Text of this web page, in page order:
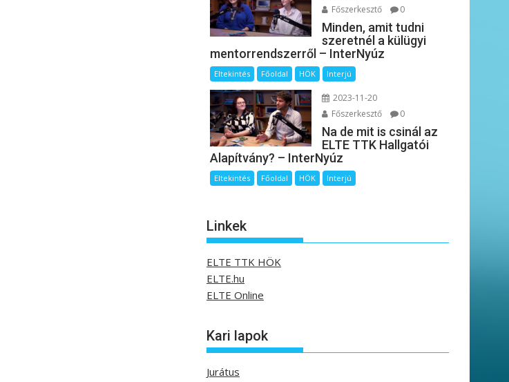
Főszerkesztő
0
Minden, amit tudni
szeretnél a külügyi
mentorrendszerről – InterNyúz
Eltekintés Főoldal HÖK Interjú
2023-11-20
Főszerkesztő
0
Na de mit is csinál az
ELTE TTK Hallgatói
Alapítvány? – InterNyúz
Eltekintés Főoldal HÖK Interjú
Linkek
ELTE TTK HÖK
ELTE.hu
ELTE Online
Kari lapok
Jurátus